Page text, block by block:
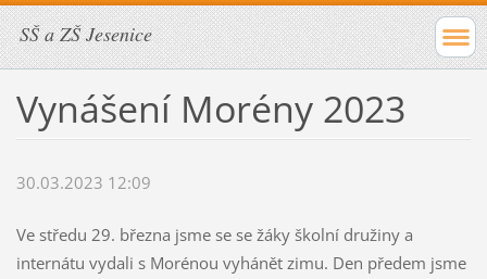
SŠ a ZŠ Jesenice
Vynášení Morény 2023
30.03.2023 12:09
Ve středu 29. března jsme se se žáky školní družiny a
internátu vydali s Morénou vyhánět zimu. Den předem jsme